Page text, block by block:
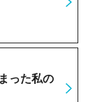
った私の